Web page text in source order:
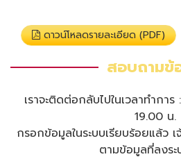
ดาวน์โหลดรายละเอียด (PDF)
สอบถามข้
เราจะติดต่อกลับไปในเวลาทำกา
19.00 น.
กรอกข้อมูลในระบบเรียบร้อยแล้ว
ตามข้อมูลที่ลงร